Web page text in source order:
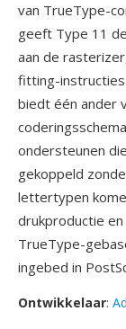
van TrueType-
geeft Type 11
aan de
fitting-instructies
biedt één ander
ondersteunen
gekoppeld
lettertypen
drukproductie en
TrueType-
ingebed in
Ontwikkelaar: